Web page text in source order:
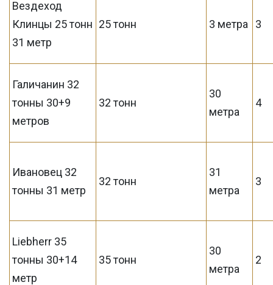
Вездеход
Клинцы 25 тонн
31 метр
25 тонн 3 метра 3
Галичанин 32
тонны 30+9
метров
32 тонн
30
метра
4
Ивановец 32
тонны 31 метр
32 тонн
31
метра
3
Liebherr 35
тонны 30+14
метр
35 тонн
30
метра
2